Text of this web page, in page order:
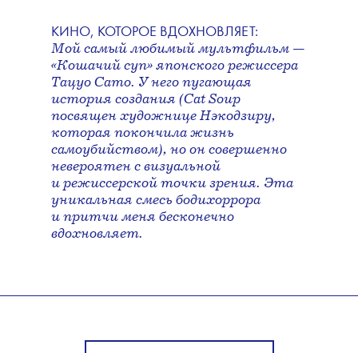
КИНО, КОТОРОЕ ВДОХНОВЛЯЕТ:
Мой самый любимый мультфильм —
«Кошачий суп» японского режиссера
Тацуо Сато. У него пугающая
история создания (Cat Soup
посвящен художнице Нэкодзиру,
которая покончила жизнь
самоубийством), но он совершенно
невероятен с визуальной
и режиссерской точки зрения. Эта
уникальная смесь бодихоррора
и притчи меня бесконечно
вдохновляет.